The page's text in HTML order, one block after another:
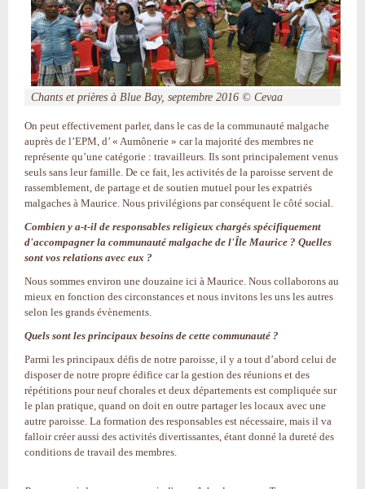
Chants et prières à Blue Bay, septembre 2016 © Cevaa
On peut effectivement parler, dans le cas de la communauté malgache
auprès de l’EPM, d’ « Aumônerie » car la majorité des membres ne
représente qu’une catégorie : travailleurs. Ils sont principalement venus
seuls sans leur famille. De ce fait, les activités de la paroisse servent de
rassemblement, de partage et de soutien mutuel pour les expatriés
malgaches à Maurice. Nous privilégions par conséquent le côté social.
Combien y a-t-il de responsables religieux chargés spécifiquement
d'accompagner la communauté malgache de l'Île Maurice ? Quelles
sont vos relations avec eux ?
Nous sommes environ une douzaine ici à Maurice. Nous collaborons au
mieux en fonction des circonstances et nous invitons les uns les autres
selon les grands évènements.
Quels sont les principaux besoins de cette communauté ?
Parmi les principaux défis de notre paroisse, il y a tout d’abord celui de
disposer de notre propre édifice car la gestion des réunions et des
répétitions pour neuf chorales et deux départements est compliquée sur
le plan pratique, quand on doit en outre partager les locaux avec une
autre paroisse. La formation des responsables est nécessaire, mais il va
falloir créer aussi des activités divertissantes, étant donné la dureté des
conditions de travail des membres.